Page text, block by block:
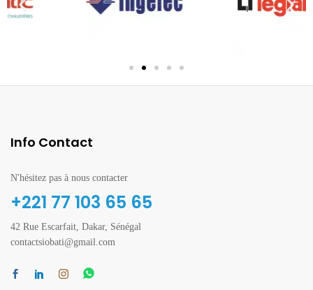
Info Contact
N'hésitez pas à nous contacter
+221 77 103 65 65
42 Rue Escarfait, Dakar, Sénégal
contactsiobati@gmail.com